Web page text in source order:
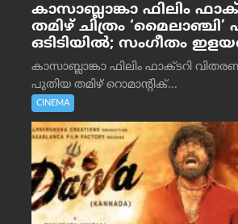
കാസാബ്ലാങ്കാ ഫിലിം
തമിഴ് ചിത്രം ‘മൈലാഞ്ചി’
ഒടിടിയിൽ; സംഗീതം
കാസാബ്ലാങ്കാ ഫിലിം ഫാക്ടറി
പുതിയ തമിഴ് റൊമാന്റിക്...
CINEMA